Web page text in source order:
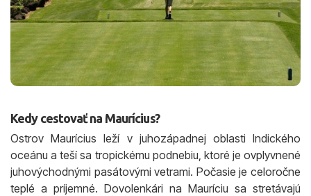
Kedy cestovať na Maurícius?
Ostrov Maurícius leží v juhozápadnej oblasti Indického
oceánu a teší sa tropickému podnebiu, ktoré je ovplyvnené
juhovýchodnými pasátovými vetrami. Počasie je celoročne
teplé a príjemné. Dovolenkári na Mauríciu sa stretávajú